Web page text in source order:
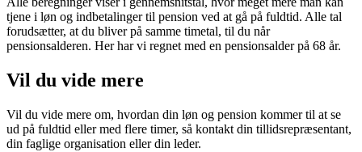
tjene i løn og indbetalinger til pension ved at gå på fuldtid. Alle tal
forudsætter, at du bliver på samme timetal, til du når
pensionsalderen. Her har vi regnet med en pensionsalder på 68 år.
Vil du vide mere
Vil du vide mere om, hvordan din løn og pension kommer til at se
ud på fuldtid eller med flere timer, så kontakt din tillidsrepræsentant,
din faglige organisation eller din leder.